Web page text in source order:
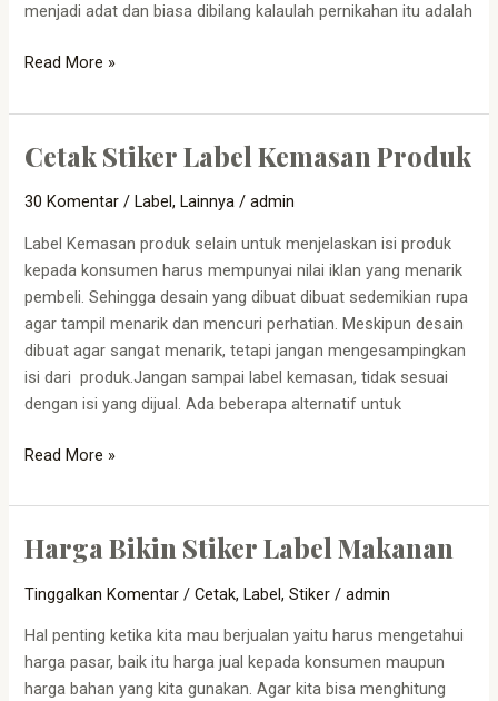
menjadi adat dan biasa dibilang kalaulah pernikahan itu adalah
Read More »
Cetak Stiker Label Kemasan Produk
30 Komentar /Label,Lainnya /admin
Label Kemasan produk selain untuk menjelaskan isi produk
kepada konsumen harus mempunyai nilai iklan yang menarik
pembeli. Sehingga desain yang dibuat dibuat sedemikian rupa
agar tampil menarik dan mencuri perhatian. Meskipun desain
dibuat agar sangat menarik, tetapi jangan mengesampingkan
isi dari produk.Jangan sampai label kemasan, tidak sesuai
dengan isi yang dijual. Ada beberapa alternatif untuk
Cetak
Label
Read More »
Harga Bikin Stiker Label Makanan
Tinggalkan Komentar /Cetak,Label,Stiker /admin
Hal penting ketika kita mau berjualan yaitu harus mengetahui
harga pasar, baik itu harga jual kepada konsumen maupun
harga bahan yang kita gunakan. Agar kita bisa menghitung
Harga
Stiker
Makanan